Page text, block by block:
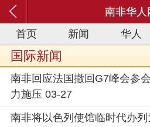
南非华人
首页
新闻 华人
国际新闻
南非回应法国撤回G7峰会参
力施压 03-27
南非将以色列使馆临时代办列